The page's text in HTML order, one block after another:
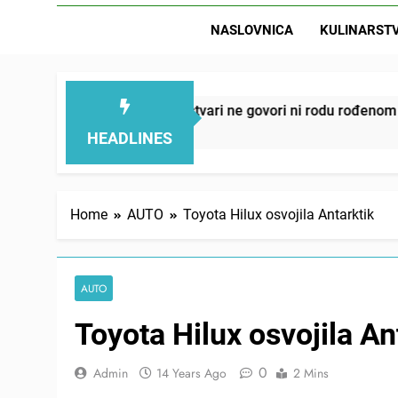
NASLOVNICA
HEADLINES
– ove 4 stvari ne govori ni rodu rođenom
Home AUTO Toyota Hilux osvojila Antarktik
AUTO
Toyota Hilux osvojila
Admin 14 Years Ago 0 2 Mins